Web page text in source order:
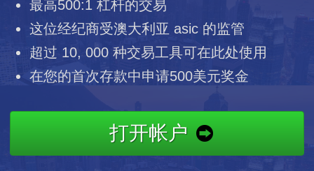
最高500:1 杠杆的交易
这位经纪商受澳大利亚 asic 的监管
超过 10, 000 种交易工具可在此处使用
在您的首次存款中申请500美元奖金
打开帐户